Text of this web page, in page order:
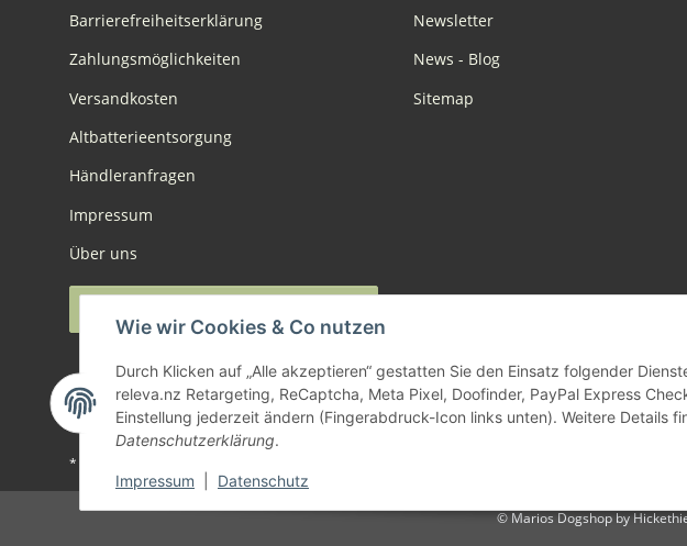
Wie wir Cookies & Co nutzen
Durch Klicken auf „Alle akzeptieren“ gestatten Sie den Einsatz folgender
releva.nz Retargeting, ReCaptcha, Meta Pixel, Doofinder, PayPal Express
Einstellung jederzeit ändern (Fingerabdruck-Icon links unten). Weitere Details
Datenschutzerklärung.
Impressum Datenschutz
Barrierefreiheitserklärung
Zahlungsmöglichkeiten
Versandkosten
Altbatterieentsorgung
Händleranfragen
Impressum
Über uns
Newsletter
News - Blog
Sitemap
* Alle Preise inkl. gesetzlicher USt., zzgl.
© Marios Dogshop by